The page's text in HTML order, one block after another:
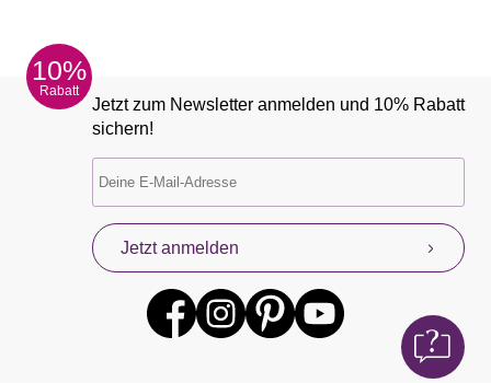
10%
Rabatt
Jetzt zum Newsletter anmelden und 10% Rabatt
sichern!
Jetzt anmelden